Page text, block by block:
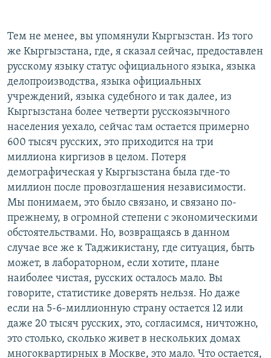
Тем не менее, вы упомянули Кыргызстан. Из того
же Кыргызстана, где, я сказал сейчас, предоставлен
русскому языку статус официального языка, языка
делопроизводства, языка официальных
учреждений, языка судебного и так далее, из
Кыргызстана более четверти русскоязычного
населения уехало, сейчас там остается примерно
600 тысяч русских, это приходится на три
миллиона киргизов в целом. Потеря
демографическая у Кыргызстана была где-то
миллион после провозглашения независимости.
Мы понимаем, это было связано, и связано по-
прежнему, в огромной степени с экономическими
обстоятельствами. Но, возвращаясь в данном
случае все же к Таджикистану, где ситуация, быть
может, в лабораторном, если хотите, плане
наиболее чистая, русских осталось мало. Вы
говорите, статистике доверять нельзя. Но даже
если на 5-6-миллионную страну остается 12 или
даже 20 тысяч русских, это, согласимся, ничтожно,
это столько, сколько живет в нескольких домах
многоквартирных в Москве, это мало. Что остается,